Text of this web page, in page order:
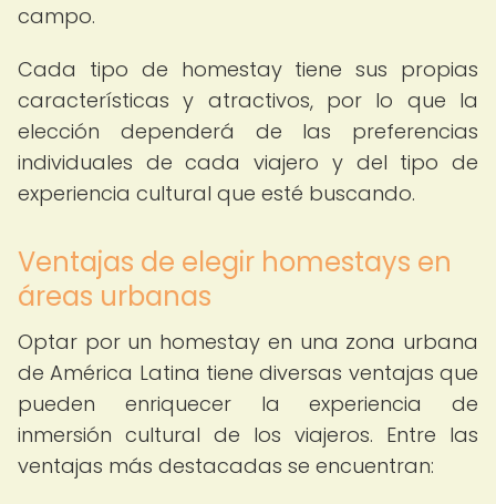
campo.
Cada tipo de homestay tiene sus propias
características y atractivos, por lo que la
elección dependerá de las preferencias
individuales de cada viajero y del tipo de
experiencia cultural que esté buscando.
Ventajas de elegir homestays en
áreas urbanas
Optar por un homestay en una zona urbana
de América Latina tiene diversas ventajas que
pueden enriquecer la experiencia de
inmersión cultural de los viajeros. Entre las
ventajas más destacadas se encuentran: